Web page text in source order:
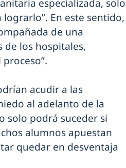
especializada, solo
En este sentido,
de una
de los hospitales,
acudir a las
al adelanto de la
solo podrá suceder si
alumnos apuestan
quedar en desventaja